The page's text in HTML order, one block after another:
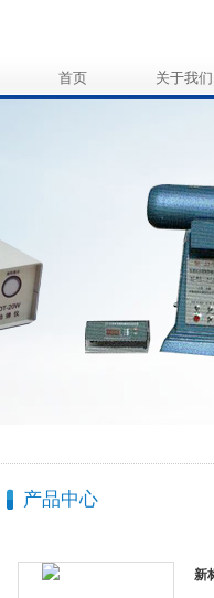
首页 关于我们
产品中心
新